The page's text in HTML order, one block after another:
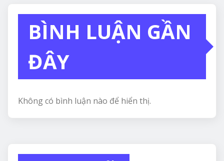
BÌNH LUẬN GẦN
ĐÂY
Không có bình luận nào để hiển thị.